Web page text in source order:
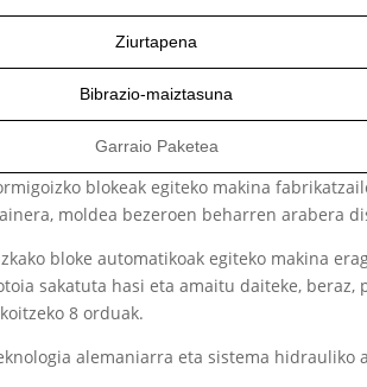
Ziurtapena
Bibrazio-maiztasuna
Garraio Paketea
blokeak egiteko makina
moldea bezeroen beharren arabera
bloke automatikoak egiteko makina
sakatuta hasi eta amaitu daiteke,
8 orduak.
alemaniarra eta sistema